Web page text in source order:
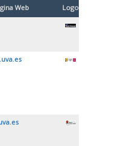
Web
Logo